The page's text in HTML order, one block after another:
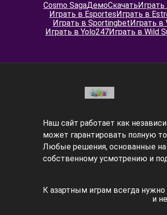
Cosmo SagaДемоСкачатьИграть
Играть в EsportesИграть в
Играть в SportingbetИграть в
Играть в Yolo247Играть в Wild
Наш сайт работает как
может гарантировать полную
Любые решения, основанные
собственному усмотрению и
К азартным играм всегда
и